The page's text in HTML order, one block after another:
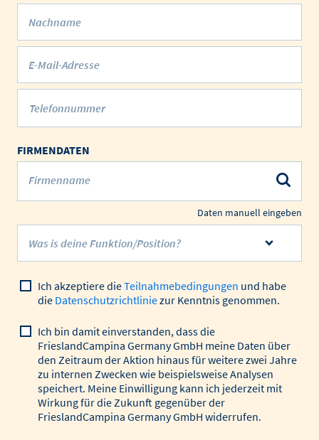
Nachname
E-Mail-Adresse
FIRMENDATEN
Firmenname
Daten manuell eingeben
Was is deine Funktion/Position?
Ich akzeptiere dieTeilnahmebedingungen und habe
die Datenschutzrichtliniezur Kenntnis genommen.
Ich bin damit einverstanden, dass die
FrieslandCampina Germany GmbH meine Daten über
den Zeitraum der Aktion hinaus für weitere zwei Jahre
zu internen Zwecken wie beispielsweise Analysen
speichert. Meine Einwilligung kann ich jederzeit mit
Wirkung für die Zukunft gegenüber der
FrieslandCampina Germany GmbH widerrufen.